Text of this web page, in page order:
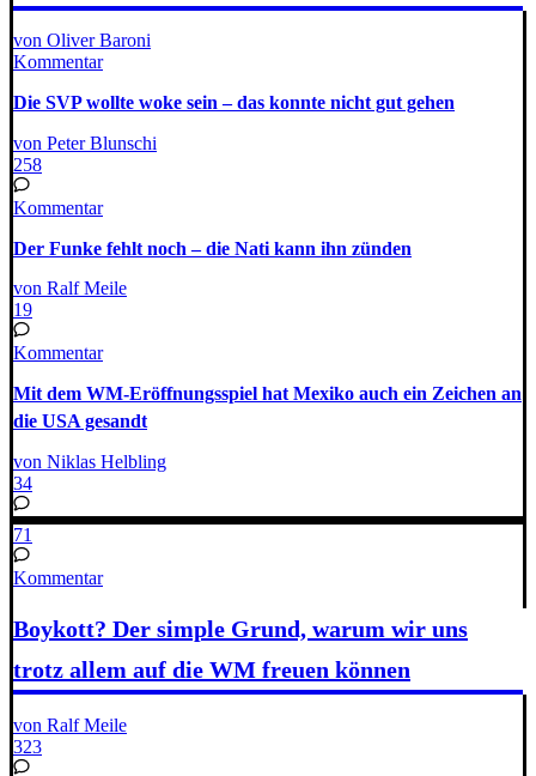
von Oliver Baroni
Kommentar
Die SVP wollte woke sein – das konnte nicht gut gehen
von Peter Blunschi
258
Kommentar
Der Funke fehlt noch – die Nati kann ihn zünden
von Ralf Meile
19
Kommentar
Mit dem WM-Eröffnungsspiel hat Mexiko auch ein Zeichen an
die USA gesandt
von Niklas Helbling
34
71
Kommentar
Boykott? Der simple Grund, warum wir uns
trotz allem auf die WM freuen können
von Ralf Meile
323